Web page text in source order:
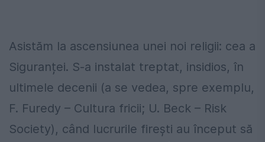
Asistăm la ascensiunea unei noi religii: cea a
Siguranței. S-a instalat treptat, insidios, în
ultimele decenii (a se vedea, spre exemplu,
F. Furedy – Cultura fricii; U. Beck – Risk
Society), când lucrurile firești au început să